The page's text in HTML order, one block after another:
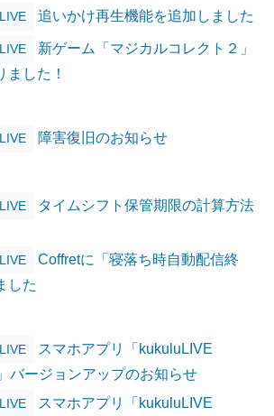
追いかけ再生機能を追加しました
新ゲーム「マジカルコレクト２」
ました！
障害復旧のお知らせ
タイムシフト保管期限の計算方法
Coffretに「寝落ち時自動配信終
した
スマホアプリ「kukuluLIVE
バージョンアップのお知らせ
スマホアプリ「kukuluLIVE